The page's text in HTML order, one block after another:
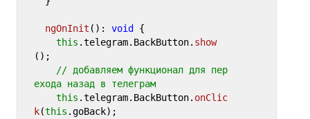
ngOnInit (): void
{
this .telegram. BackButton. show
();
// добавляем функционал для пер
ехода назад в телеграм
this .telegram. BackButton. onClic
k(this .goBack);